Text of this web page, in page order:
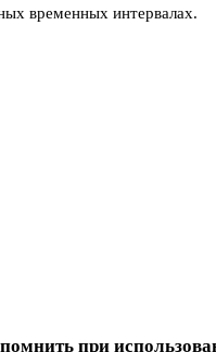
временных интервалах.
при